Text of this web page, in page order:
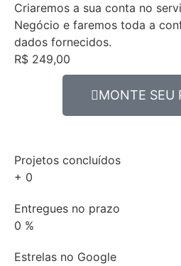
Criaremos a sua conta no
Negócio e faremos toda a
dados fornecidos.
R$ 249,00
MONTE SEU
Projetos concluídos
+ 0
Entregues no prazo
0 %
Estrelas no Google